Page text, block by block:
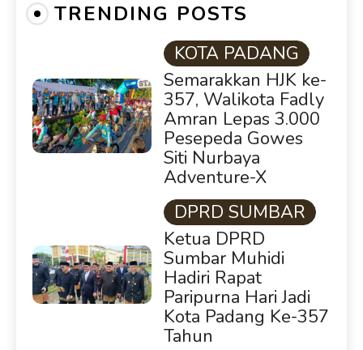
TRENDING POSTS
KOTA PADANG
Semarakkan HJK ke-
357, Walikota Fadly
Amran Lepas 3.000
Pesepeda Gowes
Siti Nurbaya
Adventure-X
DPRD SUMBAR
Ketua DPRD
Sumbar Muhidi
Hadiri Rapat
Paripurna Hari Jadi
Kota Padang Ke-357
Tahun